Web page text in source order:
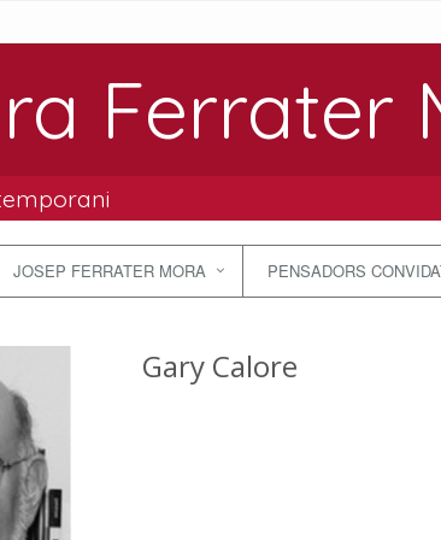
Ferrater
JOSEP FERRATER MORA PENSADORS
Gary Calore